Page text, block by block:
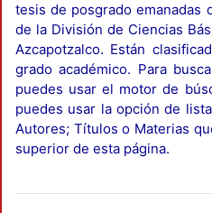
tesis de posgrado emanadas
de la División de Ciencias
Azcapotzalco. Están
grado académico. Para
puedes usar el motor de
puedes usar la opción de
Autores; Títulos o Materias
superior de esta página.